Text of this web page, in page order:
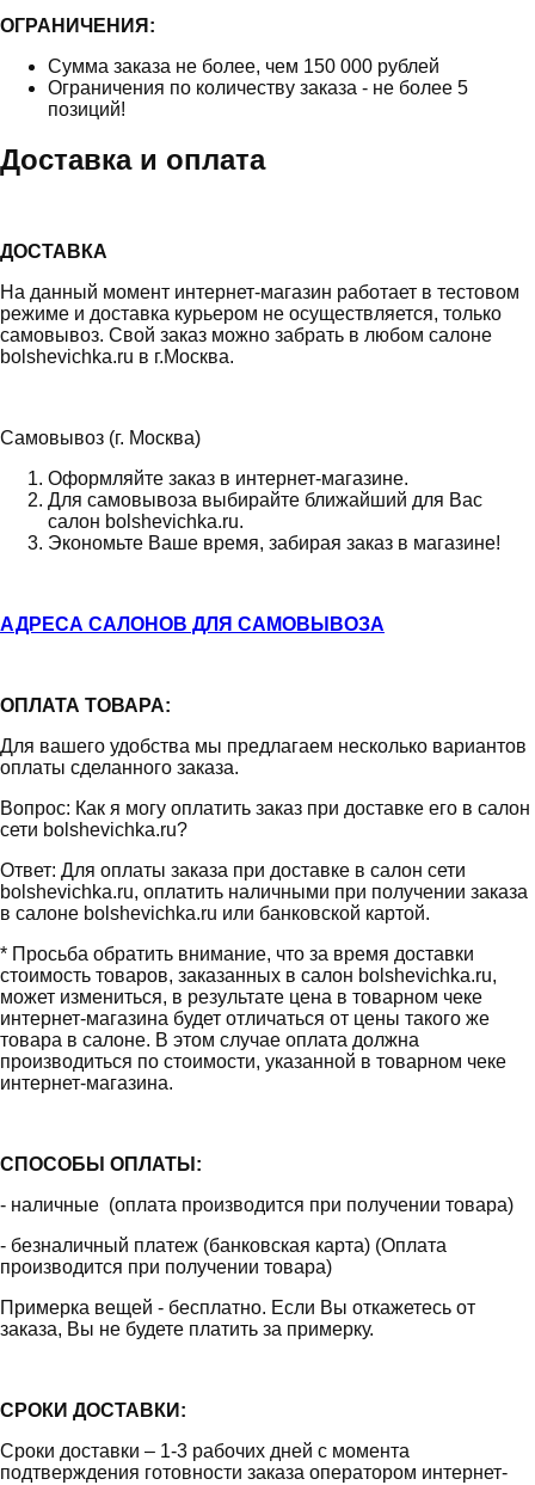
ОГРАНИЧЕНИЯ:
Сумма заказа не более, чем 150 000 рублей
Ограничения по количеству заказа - не более 5
позиций!
Доставка и оплата
ДОСТАВКА
На данный момент интернет-магазин работает в тестовом
режиме и доставка курьером не осуществляется, только
самовывоз. Свой заказ можно забрать в любом салоне
bolshevichka.ru в г.Москва.
Самовывоз (г. Москва)
Оформляйте заказ в интернет-магазине.
Для самовывоза выбирайте ближайший для Вас
салон bolshevichka.ru.
Экономьте Ваше время, забирая заказ в магазине!
АДРЕСА САЛОНОВ ДЛЯ САМОВЫВОЗА
ОПЛАТА ТОВАРА:
Для вашего удобства мы предлагаем несколько вариантов
оплаты сделанного заказа.
Вопрос: Как я могу оплатить заказ при доставке его в салон
сети bolshevichka.ru?
Ответ: Для оплаты заказа при доставке в салон сети
bolshevichka.ru, оплатить наличными при получении заказа
в салоне bolshevichka.ru или банковской картой.
* Просьба обратить внимание, что за время доставки
стоимость товаров, заказанных в салон bolshevichka.ru,
может измениться, в результате цена в товарном чеке
интернет-магазина будет отличаться от цены такого же
товара в салоне. В этом случае оплата должна
производиться по стоимости, указанной в товарном чеке
интернет-магазина.
СПОСОБЫ ОПЛАТЫ:
- наличные (оплата производится при получении товара)
- безналичный платеж (банковская карта) (Оплата
производится при получении товара)
Примерка вещей - бесплатно. Если Вы откажетесь от
заказа, Вы не будете платить за примерку.
СРОКИ ДОСТАВКИ:
Сроки доставки – 1-3 рабочих дней с момента
подтверждения готовности заказа оператором интернет-